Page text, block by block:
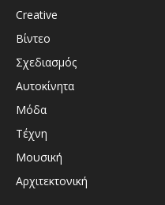
Creative
Βίντεο
Σχεδιασμός
Αυτοκίνητα
Μόδα
Τέχνη
Μουσική
Αρχιτεκτονική